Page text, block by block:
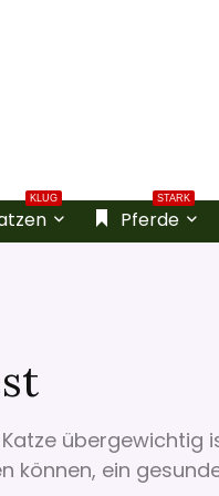
KLUG STARK
Pferde
übergewichtig
können, ein